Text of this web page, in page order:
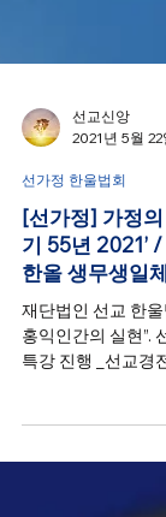
2021년 5월 22
[선가정] 가정